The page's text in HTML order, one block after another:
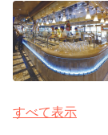
すべて表示